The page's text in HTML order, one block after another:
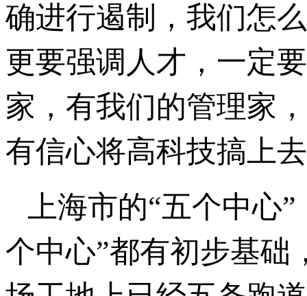
确进行遏制，我们怎
更要强调人才，一定
家，有我们的管理家
有信心将高科技搞上
上海市的“五个中心
个中心”都有初步基础